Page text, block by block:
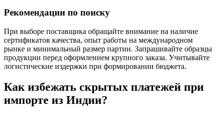
Рекомендации по поиску
При выборе поставщика обращайте внимание на наличие
сертификатов качества, опыт работы на международном
рынке и минимальный размер партии. Запрашивайте образцы
продукции перед оформлением крупного заказа. Учитывайте
логистические издержки при формировании бюджета.
Как избежать скрытых платежей при
импорте из Индии?